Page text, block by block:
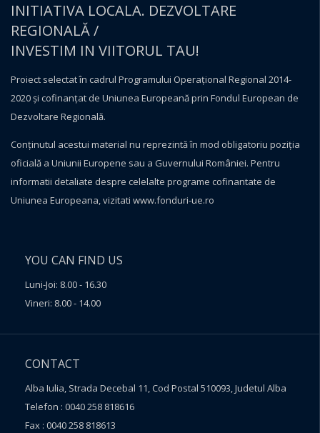
INITIATIVA LOCALA. DEZVOLTARE
REGIONALĂ /
INVESTIM IN VIITORUL TAU!
Proiect selectat în cadrul Programului Operațional Regional 2014-
2020 și cofinanțat de Uniunea Europeană prin Fondul European de
Dezvoltare Regională.
Conţinutul acestui material nu reprezintă în mod obligatoriu poziţia
oficială a Uniunii Europene sau a Guvernului României. Pentru
informatii detaliate despre celelalte programe cofinantate de
Uniunea Europeana, vizitati www.fonduri-ue.ro
YOU CAN FIND US
Luni-Joi: 8.00 - 16.30
Vineri: 8.00 - 14.00
CONTACT
Alba Iulia, Strada Decebal 11, Cod Postal 510093, Judetul Alba
Telefon : 0040 258 818616
Fax : 0040 258 818613